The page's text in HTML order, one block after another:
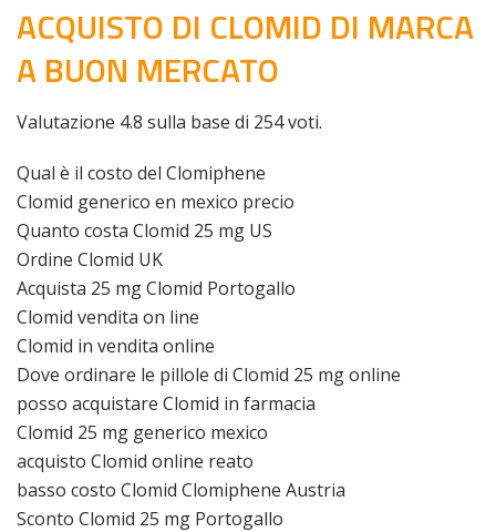
ACQUISTO DI CLOMID DI MARCA
A BUON MERCATO
Valutazione 4.8 sulla base di 254voti.
Qual è il costo del Clomiphene
Clomid generico en mexico precio
Quanto costa Clomid 25 mg US
Ordine Clomid UK
Acquista 25 mg Clomid Portogallo
Clomid vendita on line
Clomid in vendita online
Dove ordinare le pillole di Clomid 25 mg online
posso acquistare Clomid in farmacia
Clomid 25 mg generico mexico
acquisto Clomid online reato
basso costo Clomid Clomiphene Austria
Sconto Clomid 25 mg Portogallo